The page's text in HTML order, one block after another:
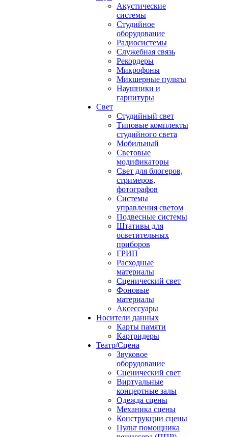
Акустические
системы
Студийное
оборудование
Радиосистемы
Служебная связь
Рекордеры
Микрофоны
Микшерные пульты
Наушники и
гарнитуры
Свет
Студийный свет
Типовые комплекты
студийного света
Мобильный
Световые
модификаторы
Свет для блогеров,
стримеров,
фотографов
Системы
управления светом
Подвесные системы
Штативы для
осветительных
приборов
ГРИП
Расходные
материалы
Сценический свет
Фоновые
материалы
Аксессуары
Носители данных
Карты памяти
Картридеры
Театр/Сцена
Звуковое
оборудование
Сценический свет
Виртуальные
концертные залы
Одежда сцены
Механика сцены
Конструкции сцены
Пульт помощника